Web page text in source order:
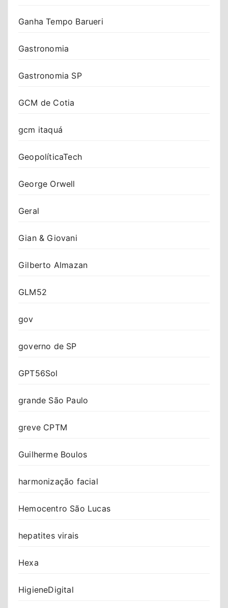
Ganha Tempo Barueri
Gastronomia
Gastronomia SP
GCM de Cotia
gcm itaquá
GeopolíticaTech
George Orwell
Geral
Gian & Giovani
Gilberto Almazan
GLM52
gov
governo de SP
GPT56Sol
grande São Paulo
greve CPTM
Guilherme Boulos
harmonização facial
Hemocentro São Lucas
hepatites virais
Hexa
HigieneDigital